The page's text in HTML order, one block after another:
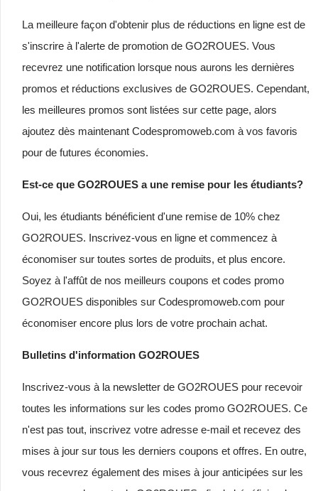
La meilleure façon d'obtenir plus de réductions en ligne est de
s'inscrire à l'alerte de promotion de GO2ROUES. Vous
recevrez une notification lorsque nous aurons les dernières
promos et réductions exclusives de GO2ROUES. Cependant,
les meilleures promos sont listées sur cette page, alors
ajoutez dès maintenant Codespromoweb.com à vos favoris
pour de futures économies.
Est-ce que GO2ROUES a une remise pour les étudiants?
Oui, les étudiants bénéficient d'une remise de 10% chez
GO2ROUES. Inscrivez-vous en ligne et commencez à
économiser sur toutes sortes de produits, et plus encore.
Soyez à l'affût de nos meilleurs coupons et codes promo
GO2ROUES disponibles sur Codespromoweb.com pour
économiser encore plus lors de votre prochain achat.
Bulletins d'information GO2ROUES
Inscrivez-vous à la newsletter de GO2ROUES pour recevoir
toutes les informations sur les codes promo GO2ROUES. Ce
n'est pas tout, inscrivez votre adresse e-mail et recevez des
mises à jour sur tous les derniers coupons et offres. En outre,
vous recevrez également des mises à jour anticipées sur les